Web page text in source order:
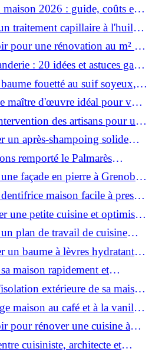
2026 : guide, coûts et
traitement capillaire à l'huile
pour une rénovation au m² en
: 20 idées et astuces gain
fonctionnel et stylé
fouetté au suif soyeux,
maître d'œuvre idéal pour vos
?
des artisans pour une
un après-shampoing solide
? remporté le Palmarès
: les coulisses du projet primé
façade en pierre à Grenoble
conseilsmaison facile à presser
une petite cuisine et optimiser
?
plan de travail de cuisine
par étape
un baume à lèvres hydratant et
maison rapidement et
extérieure de sa maison
performante et durable ?
maison au café et à la vanille
pour rénover une cuisine à
et aides locales ?
cuisiniste, architecte et